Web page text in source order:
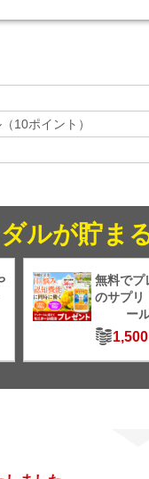
10ポイント）
ルが貯ま
無料でプ
のサプリ
ー